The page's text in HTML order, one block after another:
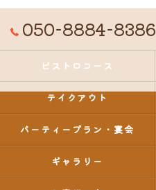
050-8884-8386
ビストロコース
テイクアウト
パーティープラン・宴会
ギャラリー